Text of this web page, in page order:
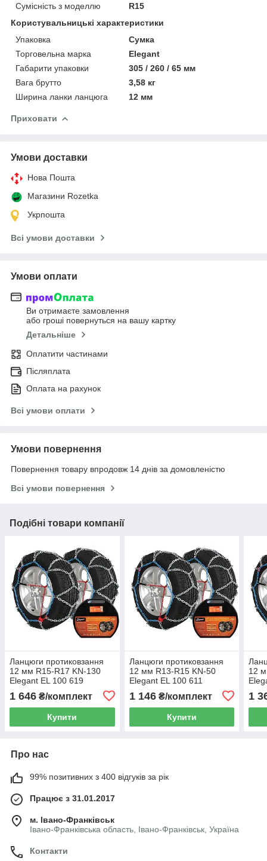
Сумісність з моделлю
R15
Користувальницькі характеристики
Упаковка
Сумка
Торговельна марка
Elegant
Габарити упаковки
305 / 260 / 65 мм
Вага брутто
3,58 кг
Ширина ланки ланцюга
12 мм
Приховати
Умови доставки
Нова Пошта
Магазини Rozetka
Укрпошта
Всі умови доставки
Умови оплати
Ви отримаєте замовлення
або гроші повернуться на вашу картку
Детальніше
Оплатити частинами
Післяплата
Оплата на рахунок
Всі умови оплати
Умови повернення
Повернення товару впродовж 14 днів за домовленістю
Всі умови повернення
Подібні товари компанії
Ланцюги протиковзання
12 мм R15-R17 KN-130
Elegant EL 100 619
1 646 ₴/комплект
Купити
Ланцюги протиковзання
12 мм R13-R15 KN-50
Elegant EL 100 611
1 146₴/комплект
Купити
12
1
Про нас
99% позитивних з 400 відгуків за рік
Працює з 31.01.2017
м. Івано-Франківськ
Івано-Франківська область, Івано-Франківськ, Україна
Контакти